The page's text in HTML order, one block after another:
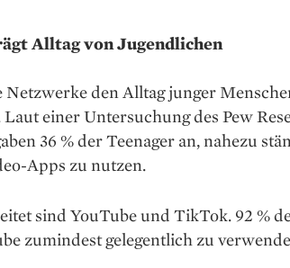
Alltag von Jugendlichen
Netzwerke den Alltag junger
einer Untersuchung des Pew
36 % der Teenager an, nahezu
Apps zu nutzen.
sind YouTube und TikTok. 92 %
zumindest gelegentlich zu